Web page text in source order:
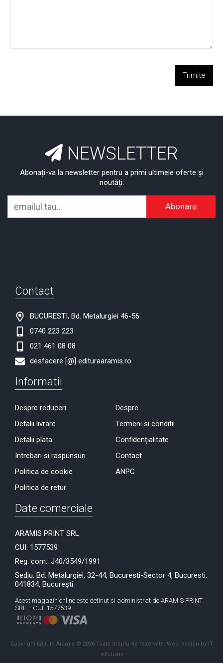
Trimite
NEWSLETTER
Abonați-va la newsletter pentru a primi ultimele oferte și
noutăți:
Abonare
Contact
BUCURESTI, Bd. Metalurgiei 46-56
0740 223 223
021 461 08 08
desfacere [@] edituraaramis.ro
Informatii
Despre reduceri
Detalii livrare
Detalii plata
Intrebari si raspunsuri
Politica de cookie
Politica de retur
Despre
Termeni si conditii
Confidențialitate
Contact
ANPC
Date comerciale
ARAMIS PRINT SRL
CUI: 1577539
Reg. com.: J40/3549/1991
Sediu: Bd. Metalurgiei, 32-44, Bucuresti-Sector 4, Bucuresti,
041834, București
Acest magazin online este detinut si administrat de ARAMIS PRINT
SRL. - CUI: 1577539
Copyright Editura Aramis © 2026 Toate drepturile rezervate. Web Design by IT
eXclusiv